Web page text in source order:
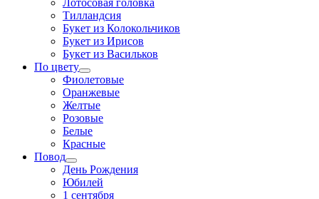
Тилландсия
Букет из Колокольчиков
Букет из Ирисов
Букет из Васильков
По цвету
Фиолетовые
Оранжевые
Желтые
Розовые
Белые
Красные
Повод
День Рождения
Юбилей
1 сентября